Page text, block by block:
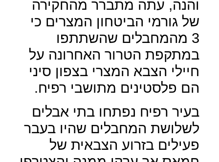
והנה, עתה מתברר מהחקירה
של גורמי הביטחון המצרים כי
3 מהמחבלים שהשתתפו
במתקפת הטרור האחרונה על
חיילי הצבא המצרי בצפון סיני
הם פלסטינים מתושבי רפיח.
בעיר רפיח נפתחו בתי אבלים
לשלושת המחבלים שהיו בעבר
פעילים בזרוע הצבאית של